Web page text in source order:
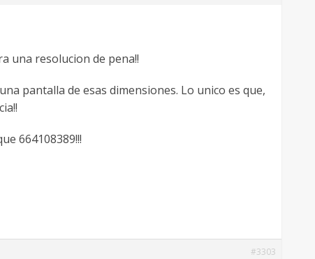
una resolucion de pena!!
pantalla de esas dimensiones. Lo unico es que,
664108389!!!
#3303